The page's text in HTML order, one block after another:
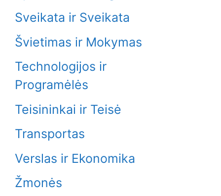
Sveikata ir Sveikata
Švietimas ir Mokymas
Technologijos ir
Programėlės
Teisininkai ir Teisė
Transportas
Verslas ir Ekonomika
Žmonės